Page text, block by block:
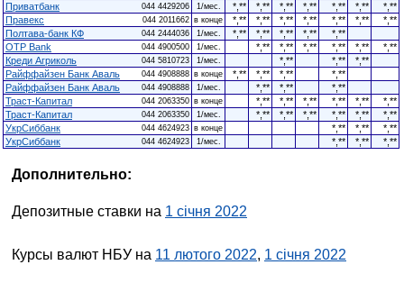
Приватбанк
044 4429206 1/мес. *,** *,** *,** *,** *,** *,**
*,**
Правекс
044 2011662 в конце *,** *,** *,** *,** *,** *,**
*,**
Полтава-банк КФ
044 2444036 1/мес. *,** *,** *,** *,**
*,**
OTP Bank
044 4900500 1/мес. *,** *,** *,** *,** *,**
*,**
Креди Агриколь
044 5810723 1/мес. *,** *,**
*,**
Райффайзен Банк Аваль
044 4908888 в конце *,** *,** *,**
*,**
Райффайзен Банк Аваль
044 4908888 1/мес. *,** *,**
*,**
Траст-Капитал
044 2063350 в конце *,** *,** *,** *,** *,**
*,**
Траст-Капитал
044 2063350 1/мес. *,** *,** *,** *,** *,**
*,**
УкрСиббанк
044 4624923 в конце *,** *,**
*,**
УкрСиббанк
044 4624923 1/мес. *,** *,** *,**
Дополнительно:
Депозитные ставки на 1 січня 2022
Курсы валют НБУ на 11 лютого 2022, 1 січня 2022